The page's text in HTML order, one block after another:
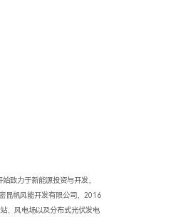
致力于新能源投资与开发，
昆帆风能开发有限公司，2016
、风电场以及分布式光伏发电